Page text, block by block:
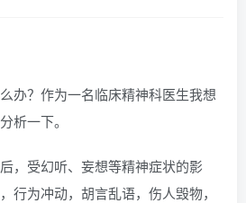
办？作为一名临床精神科医生我想
析一下。
，受幻听、妄想等精神症状的影
行为冲动，胡言乱语，伤人毁物，